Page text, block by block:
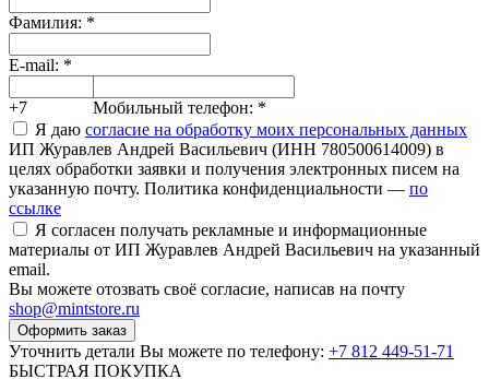
Фамилия: *
E-mail: *
+7 Мобильный телефон: *
Я даю согласие на обработку моих персональных данных
ИП Журавлев Андрей Васильевич (ИНН 780500614009) в
целях обработки заявки и получения электронных писем на
указанную почту. Политика конфиденциальности — по
ссылке
Я согласен получать рекламные и информационные
материалы от ИП Журавлев Андрей Васильевич на указанный
email.
Вы можете отозвать своё согласие, написав на почту
shop@mintstore.ru
Оформить заказ
Уточнить детали Вы можете по телефону: +7 812 449-51-71
БЫСТРАЯ ПОКУПКА